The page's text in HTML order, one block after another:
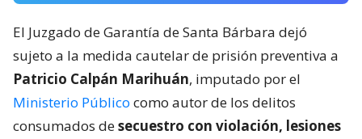
El Juzgado de Garantía de Santa Bárbara dejó
sujeto a la medida cautelar de prisión preventiva a
Patricio Calpán Marihuán, imputado por el
Ministerio Público como autor de los delitos
consumados desecuestro con violación, lesiones